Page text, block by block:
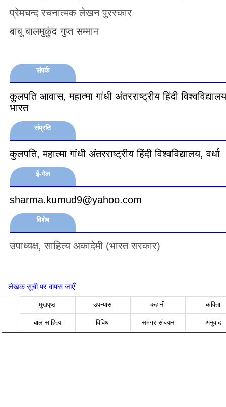
प्रेमचन्द रचनात्मक लेखन पुरस्कार
बाबू बालमुकुंद गुप्त सम्मान
संपर्क
कुलपति आवास, महात्मा गांधी अंतरराष्ट्रीय हिंदी
भारत
संप्रति
कुलपति, महात्मा गांधी अंतरराष्ट्रीय हिंदी विश्वविद्यालय, वर्धा
ई-मेल
sharma.kumud9@yahoo.com
विशेष
उपाध्यक्ष, साहित्य अकादेमी (भारत सरकार)
लेखक सूची पर वापस जाएँ
मुखपृष्ठ उपन्यास कहानी कविता
बाल साहित्य विविध समग्र-संचयन अनुवाद